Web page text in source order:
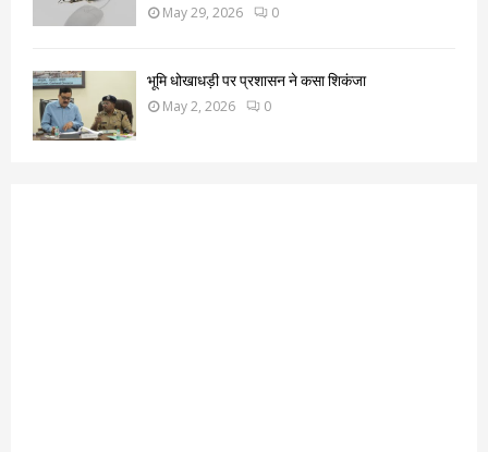
May 29, 2026 0
भूमि धोखाधड़ी पर प्रशासन ने कसा शिकंजा
May 2, 2026 0